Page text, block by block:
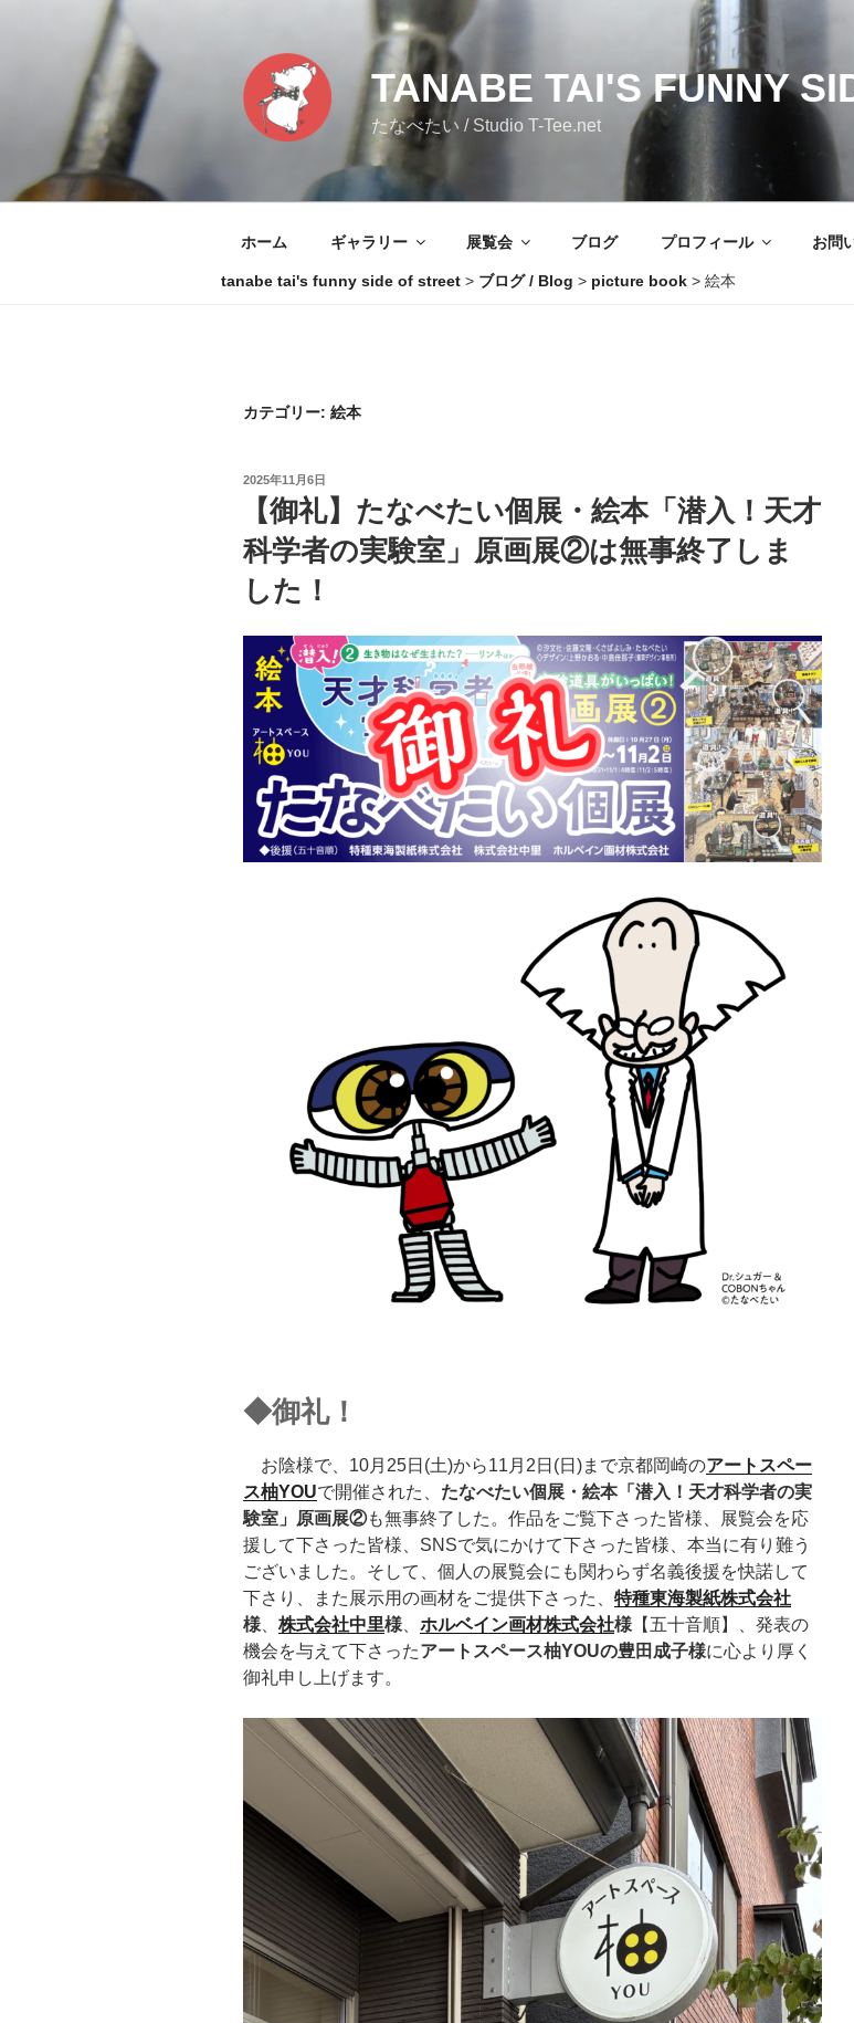
キ
TANABE TAI'S FUNNY
たなべたい / Studio T-Tee.net
ホーム ギャラリー 展覧会 ブログ プロフィール お問
tanabe tai's funny side of street > ブログ / Blog > picture book > 絵本
カテゴリー: 絵本
投
2025年11月6日
【御礼】たなべたい個展・絵本「潜入！天才
科学者の実験室」原画展②は無事終了しま
した！
◆御礼！
お陰様で、10月25日(土)から11月2日(日)まで京都岡崎のアートスペー
ス柚YOUで開催された、 たなべたい個展・絵本「潜入！天才科学者の実
験室」原画展②も無事終了した。作品をご覧下さった皆様、展覧会を応
援して下さった皆様、SNSで気にかけて下さった皆様、本当に有り難う
ございました。そして、個人の展覧会にも関わらず名義後援を快諾して
下さり、また展示用の画材をご提供下さった、 特種東海製紙株式会社
様
株式会社中里様 ホルベイン画材株式会社様 【五十音順】、発表の
機会を与えて下さったアートスペース柚YOUの豊田成子様に心より厚く
御礼申し上げます。